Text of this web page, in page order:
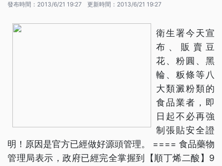
發布時間： 2013/6/21 19:27 更新時間： 2013/6/21 19:27
衛生署今天宣
布、販賣豆
花、粉圓、黑
輪、粄條等八
大類澱粉類的
食品業者，即
日起不必再強
制張貼安全證
明！原因是官方已經做好源頭管理。 ==== 食品藥物
管理局表示，政府已經完全掌握到【順丁烯二酸】9